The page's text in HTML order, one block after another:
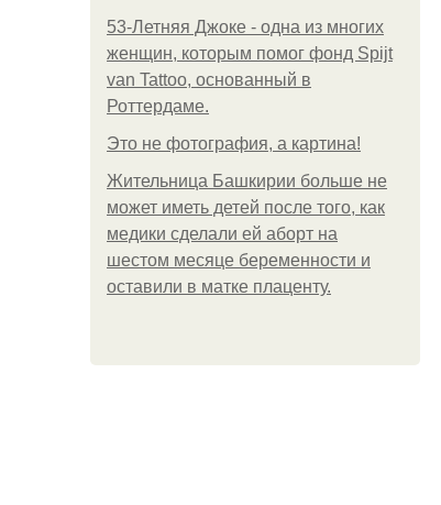
53-Летняя Джоке - одна из многих
женщин, которым помог фонд Spijt
van Tattoo, основанный в
Роттердаме.
Это не фотография, а картина!
Жительница Башкирии больше не
может иметь детей после того, как
медики сделали ей аборт на
шестом месяце беременности и
оставили в матке плаценту.